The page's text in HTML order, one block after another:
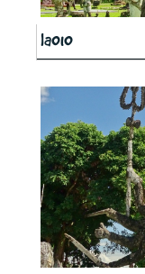
la010